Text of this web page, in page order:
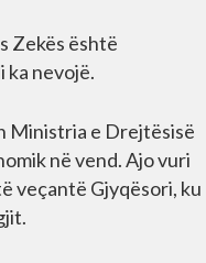
Zekës është
nevojë.
Ministria e Drejtësisë
në vend. Ajo vuri
veçantë Gjyqësori, ku